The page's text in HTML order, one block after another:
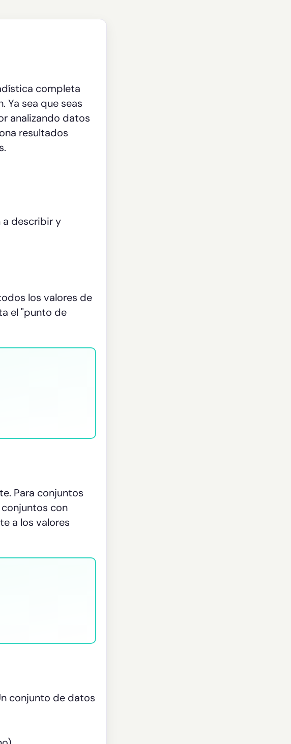
completa
Ya sea que seas
analizando datos
resultados
a describir y
los valores de
el "punto de
Para conjuntos
con
a los valores
conjunto de datos